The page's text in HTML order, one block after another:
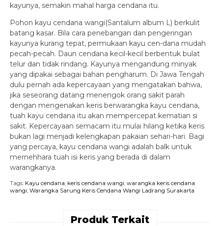
kayunya, semakin mahal harga cendana itu.
Pohon kayu cendana wangi(Santalum album L) berkulit
batang kasar. Bila cara penebangan dan pengeringan
kayunya kurang tepat, permukaan kayu cen-dana mudah
pecah-pecah. Daun cendana kecil-kecil berbentuk bulat
telur dan tidak rindang. Kayunya mengandung minyak
yang dipakai sebagai bahan pengharum. Di Jawa Tengah
dulu pernah ada kepercayaan yang mengatakan bahwa,
jika seseorang datang menengok orang sakit parah
dengan mengenakan keris berwarangka kayu cendana,
tuah kayu cendana itu akan mempercepat kematian si
sakit. Kepercayaan semacam itu mulai hilang ketika keris
bukan lagi menjadi kelengkapan pakaian sehari-hari. Bagi
yang percaya, kayu cendana wangi adalah balk untuk
mernehhara tuah isi keris yang berada di dalam
warangkanya.
Tags: Kayu cendana keris cendana wangi warangka keris cendana
wangi Warangka Sarung Keris Cendana Wangi Ladrang Surakarta
Produk Terkait